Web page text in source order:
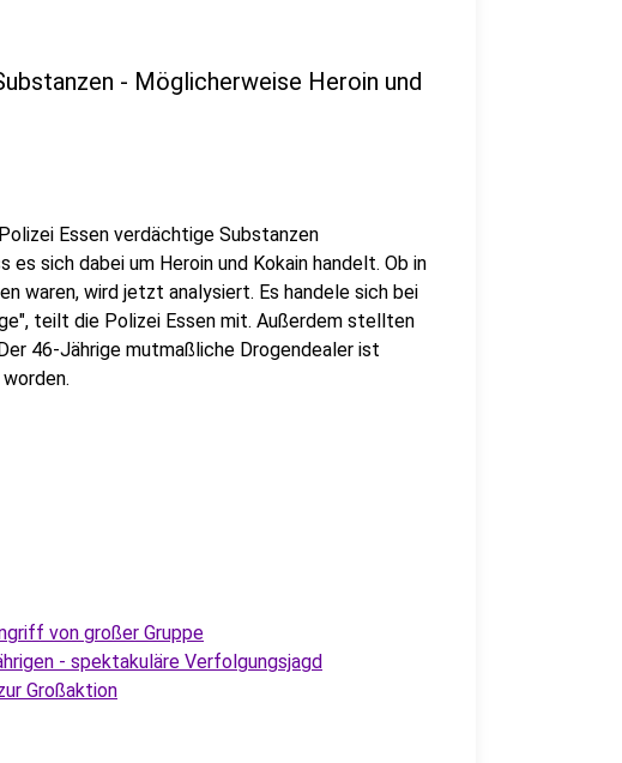
- Möglicherweise Heroin und
Essen verdächtige Substanzen
sich dabei um Heroin und Kokain handelt. Ob in
waren, wird jetzt analysiert. Es handele sich bei
teilt die Polizei Essen mit. Außerdem stellten
46-Jährige mutmaßliche Drogendealer ist
von großer Gruppe
- spektakuläre Verfolgungsjagd
Großaktion